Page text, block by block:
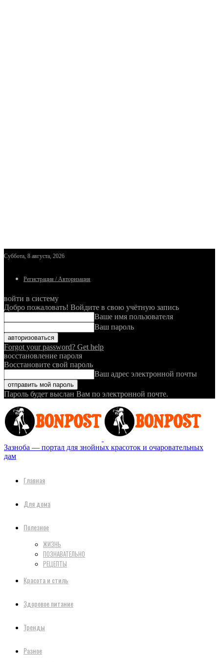
Суббота, 8 августа, 2026
Регистрация / Авторизация
войти в систему
Добро пожаловать! Войдите в свою учётную запись
Ваше имя пользователя
Ваш пароль
Forgot your password? Get help
восстановление пароля
Восстановите свой пароль
Ваш адрес электронной почты
Пароль будет выслан Вам по электронной почте.
Зазноба — портал для знойных красоток и очаровательных
дам
Главная
Для дома
Полезное
ЖИЗНЬ
ПОЗНАВАТЕЛЬНО
РЕЦЕПТЫ
Красота и стиль
Здоровое питание
Тренды
Разное